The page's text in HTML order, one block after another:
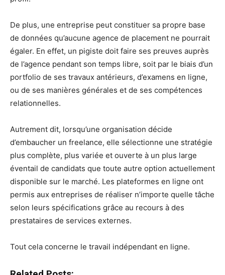
De plus, une entreprise peut constituer sa propre base
de données qu’aucune agence de placement ne pourrait
égaler. En effet, un pigiste doit faire ses preuves auprès
de l’agence pendant son temps libre, soit par le biais d’un
portfolio de ses travaux antérieurs, d’examens en ligne,
ou de ses manières générales et de ses compétences
relationnelles.
Autrement dit, lorsqu’une organisation décide
d’embaucher un freelance, elle sélectionne une stratégie
plus complète, plus variée et ouverte à un plus large
éventail de candidats que toute autre option actuellement
disponible sur le marché. Les plateformes en ligne ont
permis aux entreprises de réaliser n’importe quelle tâche
selon leurs spécifications grâce au recours à des
prestataires de services externes.
Tout cela concerne le travail indépendant en ligne.